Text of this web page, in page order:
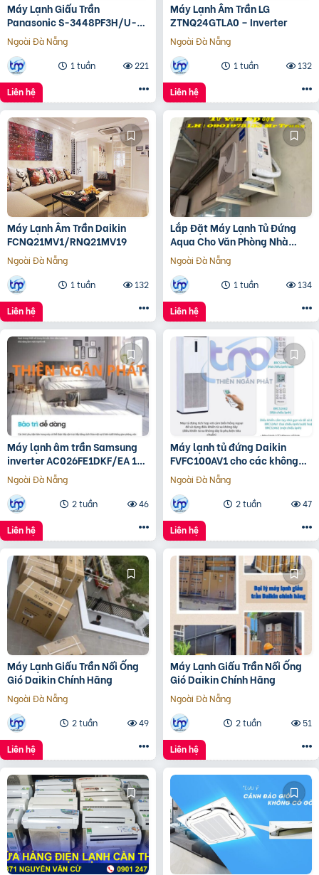
Máy Lạnh Giấu Trần
Panasonic S-3448PF3H/U-
43PR1H5
Ngoài Đà Nẵng
1 tuần
221
Liên hệ
Máy Lạnh Âm Trần LG
ZTNQ24GTLA0 – Inverter
Ngoài Đà Nẵng
1 tuần
132
Liên hệ
Máy Lạnh Âm Trần Daikin
FCNQ21MV1/RNQ21MV19
Ngoài Đà Nẵng
1 tuần
132
Liên hệ
Lắp Đặt Máy Lạnh Tủ Đứng
Aqua Cho Văn Phòng Nhà
Xưởng
Ngoài Đà Nẵng
1 tuần
134
Liên hệ
Máy lạnh âm trần Samsung
inverter AC026FE1DKF/EA 1
hướng công nghệ WindFree™
Ngoài Đà Nẵng
2 tuần
46
Liên hệ
Máy lạnh tủ đứng Daikin
FVFC100AV1 cho các không
gian rộng dưới 50m2
Ngoài Đà Nẵng
2 tuần
47
Liên hệ
Máy Lạnh Giấu Trần Nối Ống
Gió Daikin Chính Hãng
Ngoài Đà Nẵng
2 tuần
49
Liên hệ
Máy Lạnh Giấu Trần Nối Ống
Gió Daikin Chính Hãng
Ngoài Đà Nẵng
2 tuần
51
Liên hệ